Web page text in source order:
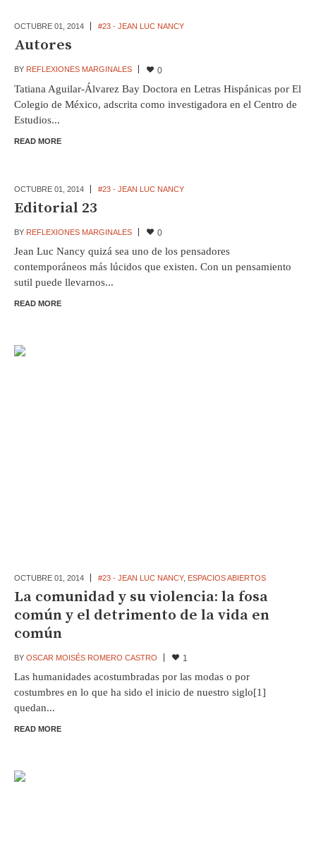
OCTUBRE 01, 2014 #23 - JEAN LUC NANCY
Autores
BY REFLEXIONES MARGINALES 0
Tatiana Aguilar-Álvarez Bay Doctora en Letras Hispánicas por El
Colegio de México, adscrita como investigadora en el Centro de
Estudios...
READ MORE
OCTUBRE 01, 2014 #23 - JEAN LUC NANCY
Editorial 23
BY REFLEXIONES MARGINALES 0
Jean Luc Nancy quizá sea uno de los pensadores
contemporáneos más lúcidos que existen. Con un pensamiento
sutil puede llevarnos...
READ MORE
OCTUBRE 01, 2014 #23 - JEAN LUC NANCY, ESPACIOS ABIERTOS
La comunidad y su violencia: la fosa
común y el detrimento de la vida en
común
BY OSCAR MOISÉS ROMERO CASTRO 1
Las humanidades acostumbradas por las modas o por
costumbres en lo que ha sido el inicio de nuestro siglo[1]
quedan...
READ MORE